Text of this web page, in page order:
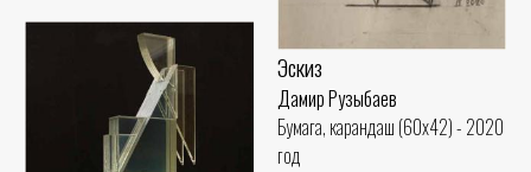
Эскиз
Дамир Рузыбаев
Бумага, карандаш (60x42) - 2020
год